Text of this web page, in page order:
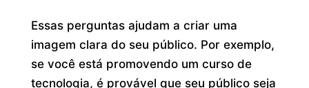
Essas perguntas ajudam a criar uma
imagem clara do seu público. Por exemplo,
se você está promovendo um curso de
tecnologia, é provável que seu público seja